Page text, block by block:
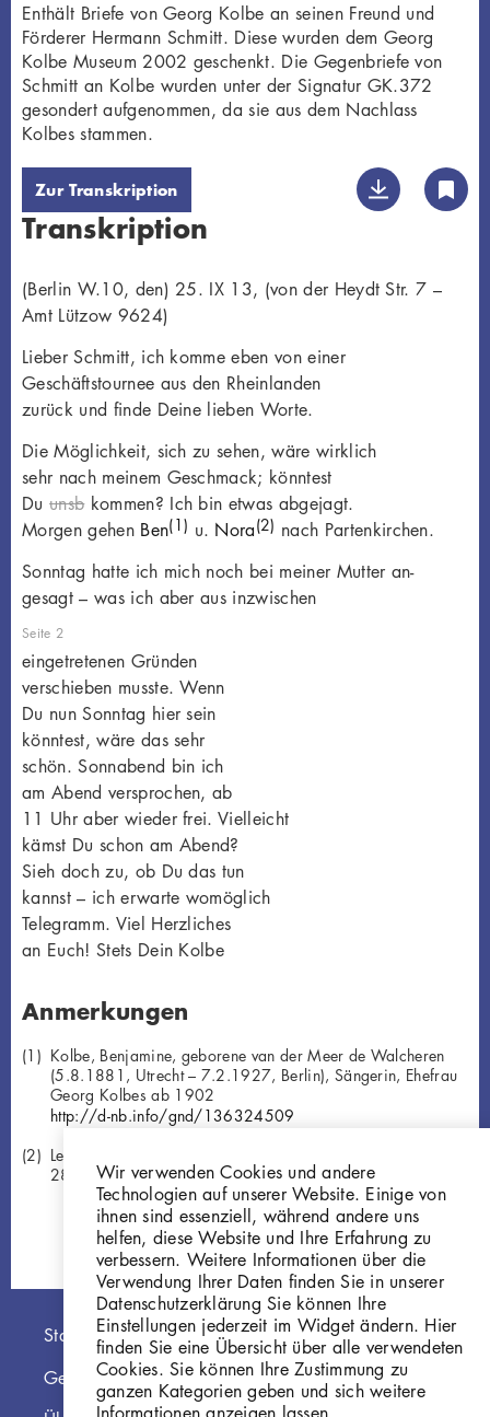
Enthält Briefe von Georg Kolbe an seinen Freund und
Förderer Hermann Schmitt. Diese wurden dem Georg
Kolbe Museum 2002 geschenkt. Die Gegenbriefe von
Schmitt an Kolbe wurden unter der Signatur GK.372
gesondert aufgenommen, da sie aus dem Nachlass
Kolbes stammen.
Zur Transkription
Transkription
(Berlin W.10, den) 25. IX 13, (von der Heydt Str. 7 –
Amt Lützow 9624)
Lieber Schmitt, ich komme eben von einer
Geschäftstournee aus den Rheinlanden
zurück und finde Deine lieben Worte.
Die Möglichkeit, sich zu sehen, wäre wirklich
sehr nach meinem Geschmack; könntest
Duunsbkommen? Ich bin etwas abgejagt.
Morgen gehen Ben(1) u. Nora(2) nach Partenkirchen.
Sonntag hatte ich mich noch bei meiner Mutter an-
gesagt – was ich aber aus inzwischen
Seite 2
eingetretenen Gründen
verschieben musste. Wenn
Du nun Sonntag hier sein
könntest, wäre das sehr
schön. Sonnabend bin ich
am Abend versprochen, ab
11 Uhr aber wieder frei. Vielleicht
kämst Du schon am Abend?
Sieh doch zu, ob Du das tun
kannst – ich erwarte womöglich
Telegramm. Viel Herzliches
an Euch! Stets Dein Kolbe
Anmerkungen
Kolbe, Benjamine, geborene van der Meer de Walcheren
(5.8.1881, Utrecht – 7.2.1927, Berlin), Sängerin, Ehefrau
Georg Kolbes ab 1902
http://d-nb.info/gnd/136324509
Leonore, Tochter Georg Kolbes (19.11.1902, Leipzig –
28.06.1981, Berlin)
Hauptnavigation
Startseite
Georg Kolbe Museum
Wir verwenden Cookies und andere
Technologien auf unserer Website. Einige von
ihnen sind essenziell, während andere uns
helfen, diese Website und Ihre Erfahrung zu
verbessern. Weitere Informationen über die
Verwendung Ihrer Daten finden Sie in unserer
Datenschutzerklärung Sie können Ihre
Einstellungen jederzeit im Widget ändern. Hier
finden Sie eine Übersicht über alle verwendeten
Cookies. Sie können Ihre Zustimmung zu
ganzen Kategorien geben und sich weitere
Informationen anzeigen lassen.